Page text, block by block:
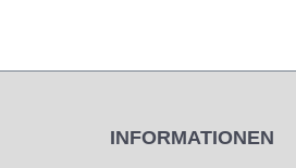
INFORMATIONEN